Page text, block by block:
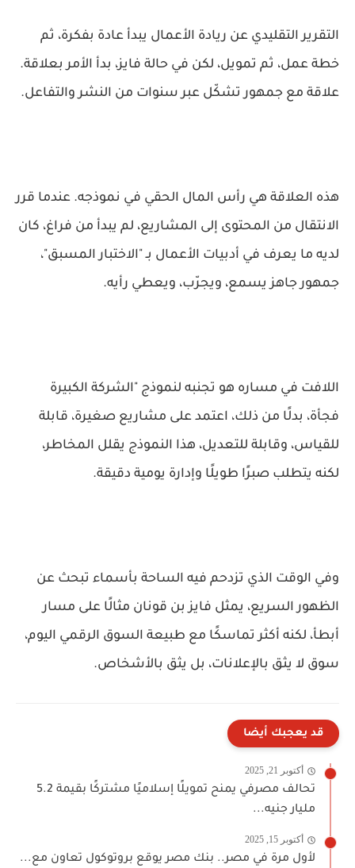
التقرير التقليدي عن ريادة الأعمال يبدأ عادة بفكرة، ثم
خطة عمل، ثم تمويل، لكن في حالة فايز، بدأ الأمر بعلاقة.
علاقة مع جمهور تشكّل عبر سنوات من النشر والتفاعل.
هذه العلاقة هي رأس المال الحقي في نموذجه. عندما قرر
الانتقال من المحتوى إلى المشاريع، لم يبدأ من فراغ، كان
لديه ما يعرف في أدبيات الأعمال بـ "الاختبار المسبق"،
جمهور جاهز يسمع، ويجرّب، ويعطي رأيه.
اللافت في مساره هو تجنبه لنموذج "الشركة الكبيرة
فجأة، بدلًا من ذلك، اعتمد على مشاريع صغيرة، قابلة
للقياس، وقابلة للتعديل، هذا النموذج يقلل المخاطر،
لكنه يتطلب صبرًا طويلًا وإدارة يومية دقيقة.
وفي الوقت الذي تزدحم فيه الساحة بأسماء تبحث عن
الظهور السريع، يمثل فايز بن قونان مثالًا على مسار
أبطأ، لكنه أكثر تماسكًا مع طبيعة السوق الرقمي اليوم،
سوق لا يثق بالإعلانات، بل يثق بالأشخاص.
قد يعجبك أيضا
أكتوبر 21, 2025
تحالف مصرفي يمنح تمويلًا إسلاميًا مشتركًا بقيمة 5.2
مليار جنيه...
أكتوبر 15, 2025
لأول مرة في مصر.. بنك مصر يوقع بروتوكول تعاون مع...